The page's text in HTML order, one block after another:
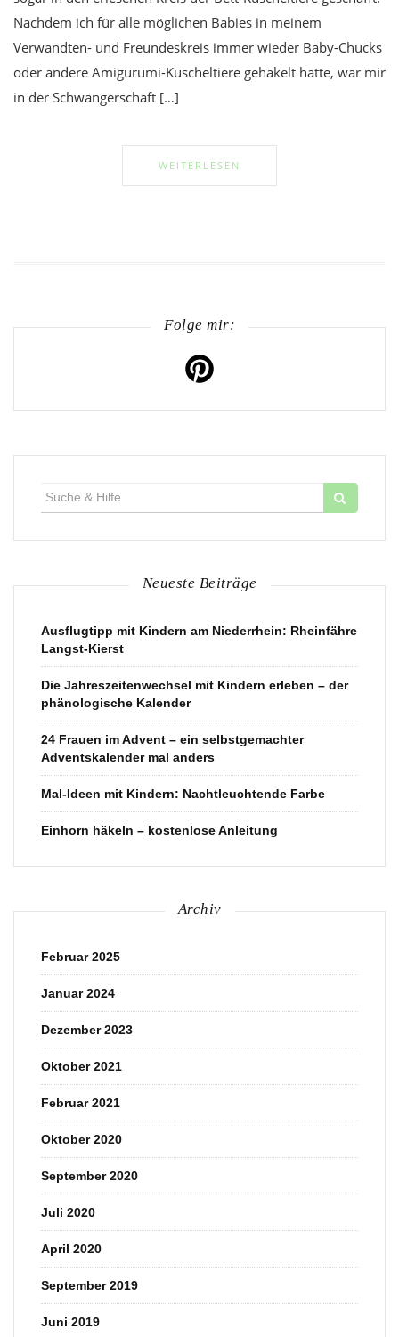
Nachdem ich für alle möglichen Babies in meinem
Verwandten- und Freundeskreis immer wieder Baby-Chucks
oder andere Amigurumi-Kuscheltiere gehäkelt hatte, war mir
in der Schwangerschaft […]
WEITERLESEN
Folge mir:
Neueste Beiträge
Ausflugtipp mit Kindern am Niederrhein: Rheinfähre
Langst-Kierst
Die Jahreszeitenwechsel mit Kindern erleben – der
phänologische Kalender
24 Frauen im Advent – ein selbstgemachter
Adventskalender mal anders
Mal-Ideen mit Kindern: Nachtleuchtende Farbe
Einhorn häkeln – kostenlose Anleitung
Archiv
Februar 2025
Januar 2024
Dezember 2023
Oktober 2021
Februar 2021
Oktober 2020
September 2020
Juli 2020
April 2020
September 2019
Juni 2019